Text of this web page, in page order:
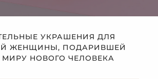
УКРАШЕНИЯ ДЛЯ
ЖЕНЩИНЫ, ПОДАРИВШЕЙ
НОВОГО ЧЕЛОВЕКА